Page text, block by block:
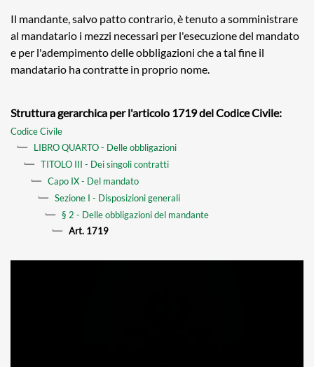
Il mandante, salvo patto contrario, è tenuto a somministrare
al mandatario i mezzi necessari per l'esecuzione del mandato
e per l'adempimento delle obbligazioni che a tal fine il
mandatario ha contratte in proprio nome.
Struttura gerarchica per l'articolo 1719 del Codice Civile:
Codice Civile
LIBRO QUARTO - Delle obbligazioni
TITOLO III - Dei singoli contratti
Capo IX - Del mandato
Sezione I - Disposizioni generali
§ 2 - Delle obbligazioni del mandante
Art. 1719